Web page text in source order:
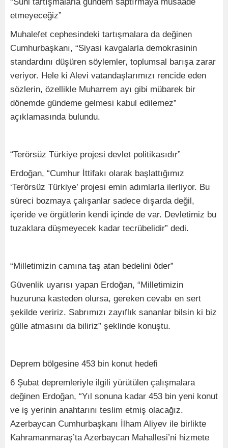
etmeyeceğiz”
Muhalefet cephesindeki tartışmalara da değinen
Cumhurbaşkanı, “Siyasi kavgalarla demokrasinin
standardını düşüren söylemler, toplumsal barışa zarar
veriyor. Hele ki Alevi vatandaşlarımızı rencide eden
sözlerin, özellikle Muharrem ayı gibi mübarek bir
dönemde gündeme gelmesi kabul edilemez”
açıklamasında bulundu.
“Terörsüz Türkiye projesi devlet politikasıdır”
Erdoğan, “Cumhur İttifakı olarak başlattığımız
‘Terörsüz Türkiye’ projesi emin adımlarla ilerliyor. Bu
süreci bozmaya çalışanlar sadece dışarda değil,
içeride ve örgütlerin kendi içinde de var. Devletimiz bu
tuzaklara düşmeyecek kadar tecrübelidir” dedi.
“Milletimizin camına taş atan bedelini öder”
Güvenlik uyarısı yapan Erdoğan, “Milletimizin
huzuruna kasteden olursa, gereken cevabı en sert
şekilde veririz. Sabrımızı zayıflık sananlar bilsin ki biz
gülle atmasını da biliriz” şeklinde konuştu.
Deprem bölgesine 453 bin konut hedefi
6 Şubat depremleriyle ilgili yürütülen çalışmalara
değinen Erdoğan, “Yıl sonuna kadar 453 bin yeni konut
ve iş yerinin anahtarını teslim etmiş olacağız.
Azerbaycan Cumhurbaşkanı İlham Aliyev ile birlikte
Kahramanmaraş’ta Azerbaycan Mahallesi’ni hizmete